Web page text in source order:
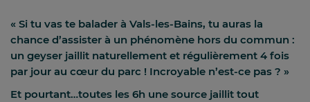
« Si tu vas te balader à Vals-les-Bains, tu auras la
chance d’assister à un phénomène hors du commun :
un geyser jaillit naturellement et régulièrement 4 fois
par jour au cœur du parc ! Incroyable n’est-ce pas ? »
Et pourtant…toutes les 6h une source jaillit tout